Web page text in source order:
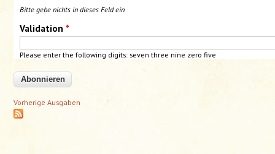
Bitte gebe nichts in dieses Feld ein
Validation *
Please enter the following digits: seven three nine zero five
Vorherige Ausgaben